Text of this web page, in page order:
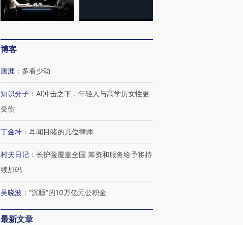
博客
唐涯 ： 多看少动
知识分子 ： AI冲击之下，年轻人与高学历女性更
受伤
丁金坤 ： 耳闻目睹的几位律师
村夫日记 ： 长护险覆盖全国 筹资和服务给予将持
续加码
吴晓波 ： “沉睡”的10万亿元公积金
最新文章